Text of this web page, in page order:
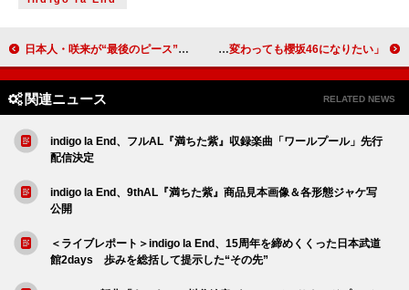
日本人・咲来が“最後のピース”として加入、HYBE×Geffen Records新ガールグループ・SAINT SATINEが誕生 櫻坂46、【14th Single BACKS LIVE!!】＆【武元唯衣 卒業セレモニー】公式レポ到着「生まれ変わっても櫻坂46になりたい」
関連ニュース RELATED NEWS
indigo la End、フルAL『満ちた紫』収録楽曲「ワールプール」先行
配信決定
indigo la End、9thAL『満ちた紫』商品見本画像＆各形態ジャケ写
公開
＜ライブレポート＞indigo la End、15周年を締めくくった日本武道
館2days 歩みを総括して提示した“その先”